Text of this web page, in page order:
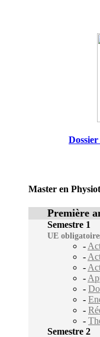
Master en
Première
Semestre 1
UE
-
-
-
-
-
-
-
-
Semestre 2